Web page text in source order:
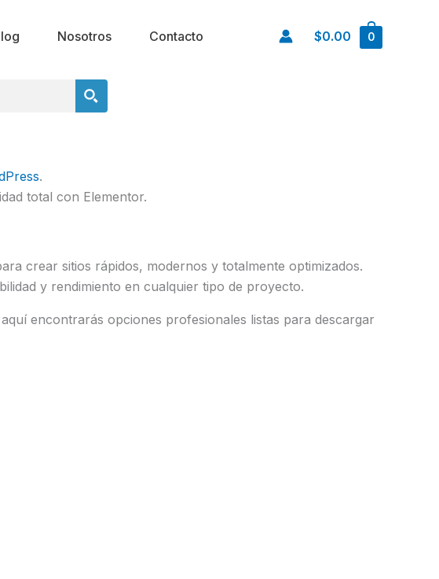
Nosotros Contacto $0.00 0
.
total con Elementor.
crear sitios rápidos, modernos y totalmente optimizados.
y rendimiento en cualquier tipo de proyecto.
encontrarás opciones profesionales listas para descargar